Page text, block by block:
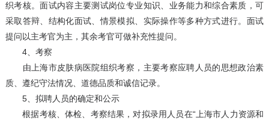
织考核。面试内容主要测试岗位专业知识、业务能力和综合素质，可
采取答辩、结构化面试、情景模拟、实际操作等多种方式进行。面试
提问以主考官为主，其余考官可做补充性提问。
4、考察
由上海市皮肤病医院组织考察，主要考察应聘人员的思想政治素
质、遵纪守法情况、道德品质和诚信记录。
5、拟聘人员的确定和公示
根据考核、体检、考察结果，对拟录用人员在“上海市人力资源和